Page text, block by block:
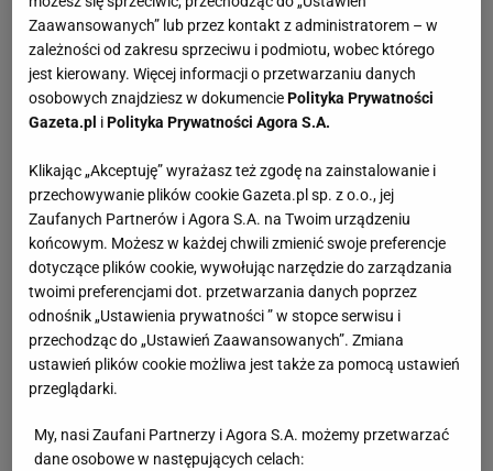
Zaawansowanych” lub przez kontakt z administratorem – w
zależności od zakresu sprzeciwu i podmiotu, wobec którego
jest kierowany. Więcej informacji o przetwarzaniu danych
osobowych znajdziesz w dokumenciePolityka Prywatności
Gazeta.pl iPolityka Prywatności Agora S.A.
Klikając „Akceptuję” wyrażasz też zgodę na zainstalowanie i
przechowywanie plików cookie Gazeta.pl sp. z o.o., jej
Zaufanych Partnerów i Agora S.A. na Twoim urządzeniu
końcowym. Możesz w każdej chwili zmienić swoje preferencje
dotyczące plików cookie, wywołując narzędzie do zarządzania
twoimi preferencjami dot. przetwarzania danych poprzez
odnośnik „Ustawienia prywatności ” w stopce serwisu i
przechodząc do „Ustawień Zaawansowanych”. Zmiana
ustawień plików cookie możliwa jest także za pomocą ustawień
przeglądarki.
My, nasi Zaufani Partnerzy i Agora S.A. możemy przetwarzać
dane osobowe w następujących celach: